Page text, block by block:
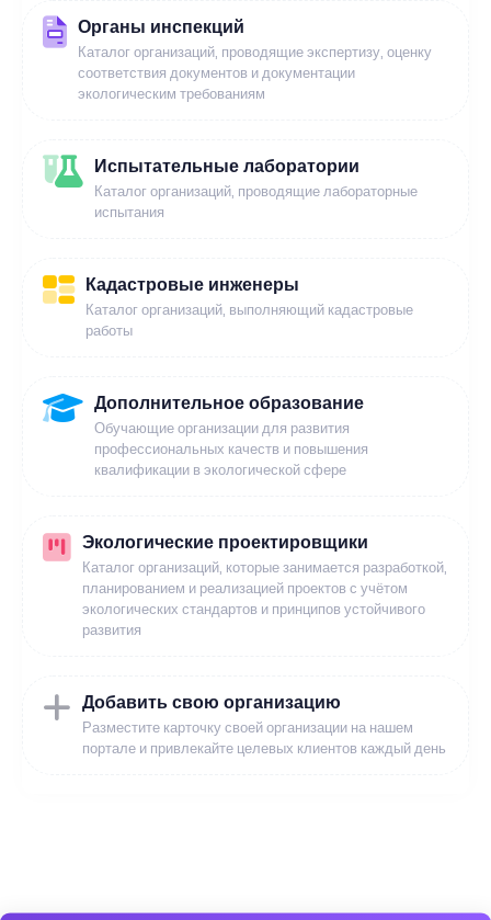
Органы инспекций
Каталог организаций, проводящие экспертизу, оценку
соответствия документов и документации
экологическим требованиям
Испытательные лаборатории
Каталог организаций, проводящие лабораторные
испытания
Кадастровые инженеры
Каталог организаций, выполняющий кадастровые
работы
Дополнительное образование
Обучающие организации для развития
профессиональных качеств и повышения
квалификации в экологической сфере
Экологические проектировщики
Каталог организаций, которые занимается разработкой,
планированием и реализацией проектов с учётом
экологических стандартов и принципов устойчивого
развития
Добавить свою организацию
Разместите карточку своей организации на нашем
портале и привлекайте целевых клиентов каждый день